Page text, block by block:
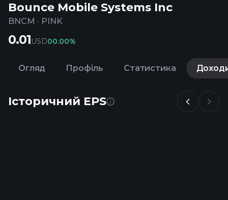
Bounce Mobile Systems Inc
BNCM · PINK
0.01USD00.00%
Огляд Профіль Статистика
Історичний EPS